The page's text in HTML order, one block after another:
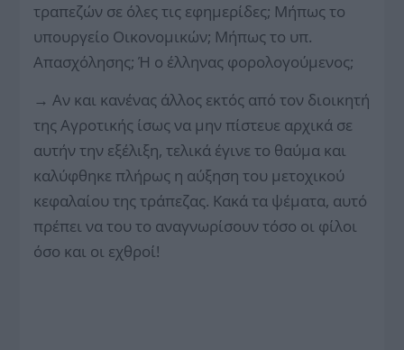
τραπεζών σε όλες τις εφημερίδες; Μήπως το
υπουργείο Οικονομικών; Μήπως το υπ.
Απασχόλησης; Ή ο έλληνας φορολογούμενος;
→ Αν και κανένας άλλος εκτός από τον διοικητή
της Αγροτικής ίσως να μην πίστευε αρχικά σε
αυτήν την εξέλιξη, τελικά έγινε το θαύμα και
καλύφθηκε πλήρως η αύξηση του μετοχικού
κεφαλαίου της τράπεζας. Κακά τα ψέματα, αυτό
πρέπει να του το αναγνωρίσουν τόσο οι φίλοι
όσο και οι εχθροί!